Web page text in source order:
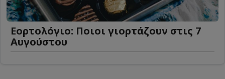
Εορτολόγιο: Ποιοι γιορτάζουν στις 7
Αυγούστου